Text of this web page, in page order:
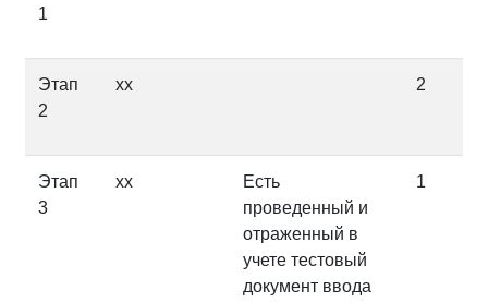
1
Этап
2
хх 2
Этап
3
хх
Есть
проведенный и
отраженный в
учете тестовый
документ ввода
1